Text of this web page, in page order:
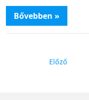
Bővebben »
Előző